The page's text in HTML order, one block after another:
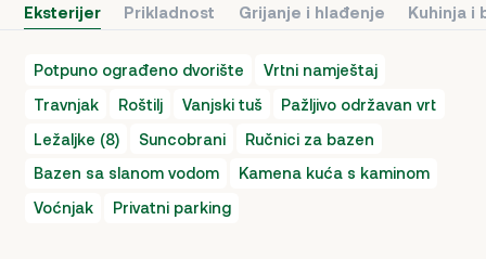
Eksterijer Prikladnost Grijanje i hlađenje Kuhinja i
Potpuno ograđeno dvorište
Vrtni namještaj
Travnjak
Roštilj Vanjski tuš
Pažljivo održavan vrt
Ležaljke (8)
Suncobrani
Ručnici za bazen
Bazen sa slanom vodom
Kamena kuća s kaminom
Voćnjak
Privatni parking